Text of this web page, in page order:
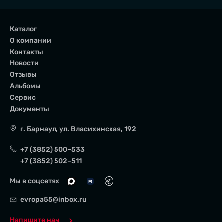
Каталог
О компании
Контакты
Новости
Отзывы
Альбомы
Сервис
Документы
г. Барнаул, ул. Власихинская, 192
+7 (3852) 500–533
+7 (3852) 502–511
Мы в соцсетях
evropa55@inbox.ru
Напишите нам